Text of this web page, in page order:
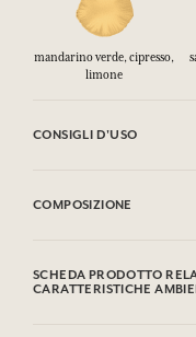
mandarino verde, cipresso,
limone
CONSIGLI D'USO
COMPOSIZIONE
Limonene, Linalool,
lista può essere oggetto di
SCHEDA PRODOTTO
CARATTERISTICHE